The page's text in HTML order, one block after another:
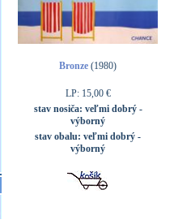
Bronze (1980)
LP: 15,00 €
stav nosiča: veľmi dobrý -
výborný
stav obalu: veľmi dobrý -
výborný